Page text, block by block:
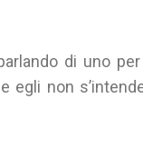
di uno
egli non